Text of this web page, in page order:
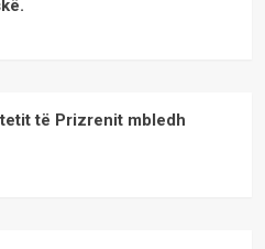
të Prizrenit mbledh